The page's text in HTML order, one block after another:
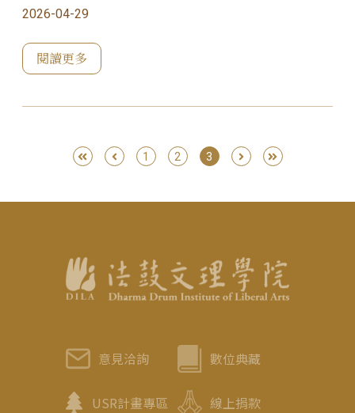
2026-04-29
閱讀更多
1 2 3
意見洽詢 數位典藏
USR計畫專區
線上捐款